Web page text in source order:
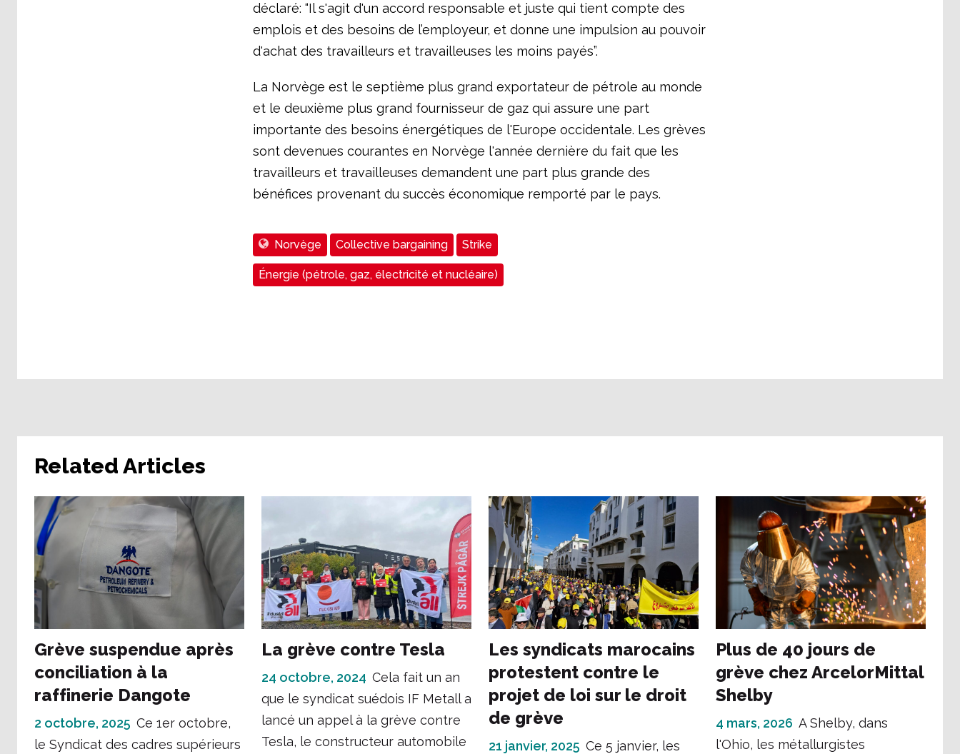
déclaré: “Il s'agit d'un accord responsable et juste qui tient compte des
emplois et des besoins de l’employeur, et donne une impulsion au pouvoir
d'achat des travailleurs et travailleuses les moins payés”.
La Norvège est le septième plus grand exportateur de pétrole au monde
et le deuxième plus grand fournisseur de gaz qui assure une part
importante des besoins énergétiques de l'Europe occidentale. Les grèves
sont devenues courantes en Norvège l'année dernière du fait que les
travailleurs et travailleuses demandent une part plus grande des
bénéfices provenant du succès économique remporté par le pays.
Norvège Collective bargaining Strike
Énergie (pétrole, gaz, électricité et nucléaire)
Related Articles
Grève suspendue après
conciliation à la
raffinerie Dangote
2 octobre, 2025 Ce 1er octobre,
le Syndicat des cadres supérieurs
La grève contre Tesla
24 octobre, 2024 Cela fait un an
que le syndicat suédois IF Metall a
lancé un appel à la grève contre
Tesla, le constructeur automobile
Les syndicats marocains
protestent contre le
projet de loi sur le droit
de grève
21 janvier, 2025 Ce 5 janvier, les
Plus de 40 jours de
grève chez ArcelorMittal
Shelby
4 mars, 2026 A Shelby, dans
l'Ohio, les métallurgistes